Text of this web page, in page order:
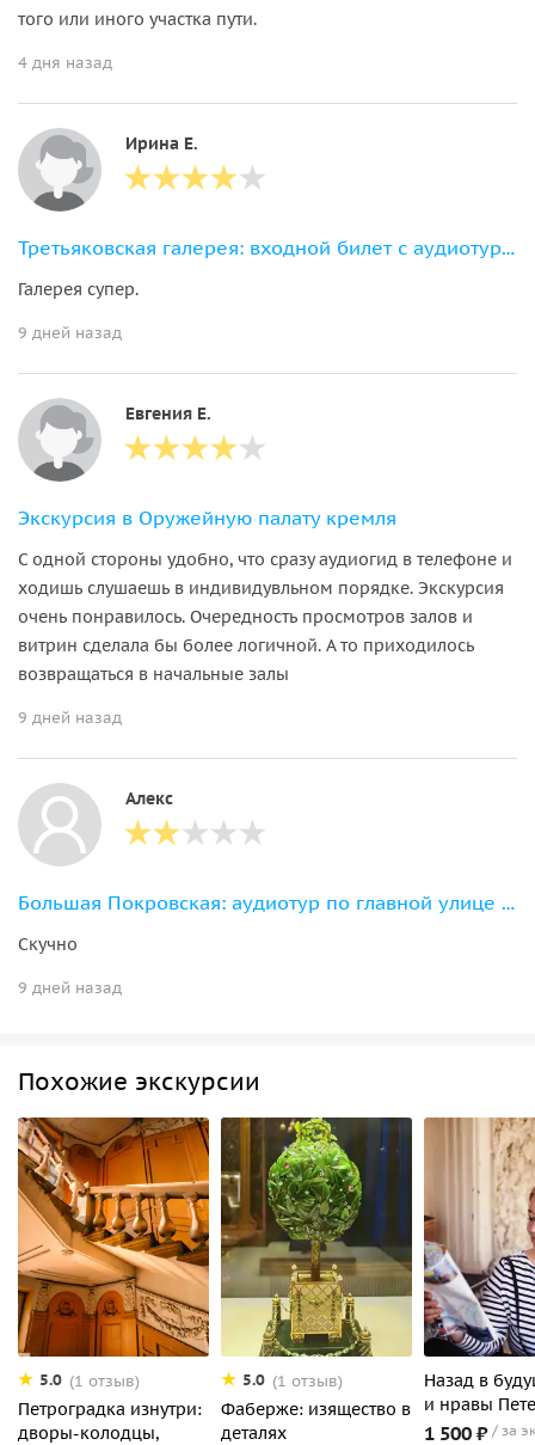
того или иного участка пути.
4 дня назад
Ирина Е.
Третьяковская галерея: входной билет с аудиотуром по шедеврам коллекции
Галерея супер.
9 дней назад
Евгения Е.
Экскурсия в Оружейную палату кремля
С одной стороны удобно, что сразу аудиогид в телефоне и
ходишь слушаешь в индивидувльном порядке. Экскурсия
очень понравилось. Очередность просмотров залов и
витрин сделала бы более логичной. А то приходилось
возвращаться в начальные залы
9 дней назад
Алекс
Большая Покровская: аудиотур по главной улице Нижнего Новгорода
Скучно
9 дней назад
Похожие экскурсии
5.0 (1 отзыв)
Петроградка изнутри:
дворы-колодцы,
5.0 (1 отзыв)
Фаберже: изящество в
деталях
Назад в
и нравы
1 500 ₽ за